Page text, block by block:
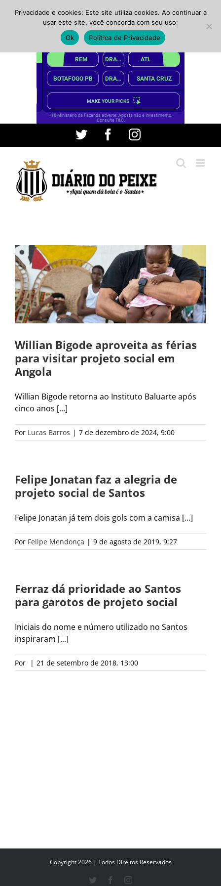
conteúdo
Twitter FacebookInstagram
Willian Bigode aproveita as férias
para visitar projeto social em
Angola
Willian Bigode retorna ao Instituto Baluarte após
cinco anos [...]
Por Lucas Barros | 7 de dezembro de 2024, 9:00
Felipe Jonatan faz a alegria de
projeto social de Santos
Felipe Jonatan já tem dois gols com a camisa [...]
Por Felipe Mendonça | 9 de agosto de 2019, 9:27
Ferraz dá prioridade ao Santos
para garotos de projeto social
Iniciais do nome e número utilizado no Santos
inspiraram [...]
Por | 21 de setembro de 2018, 13:00
Copyright 2026 | Todos Direitos Reservados
Twitter FacebookInstagram
Privacidade e cookies: Este site utiliza cookies. Ao continuar a
usar este site, você concorda com seu uso:
Ok
Política de Privacidade